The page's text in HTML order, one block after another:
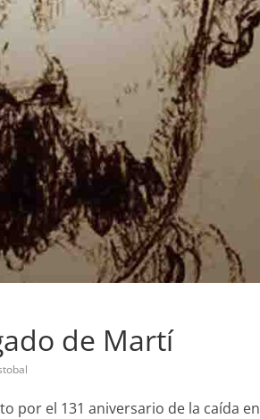
de Martí
por el 131 aniversario de la caída en